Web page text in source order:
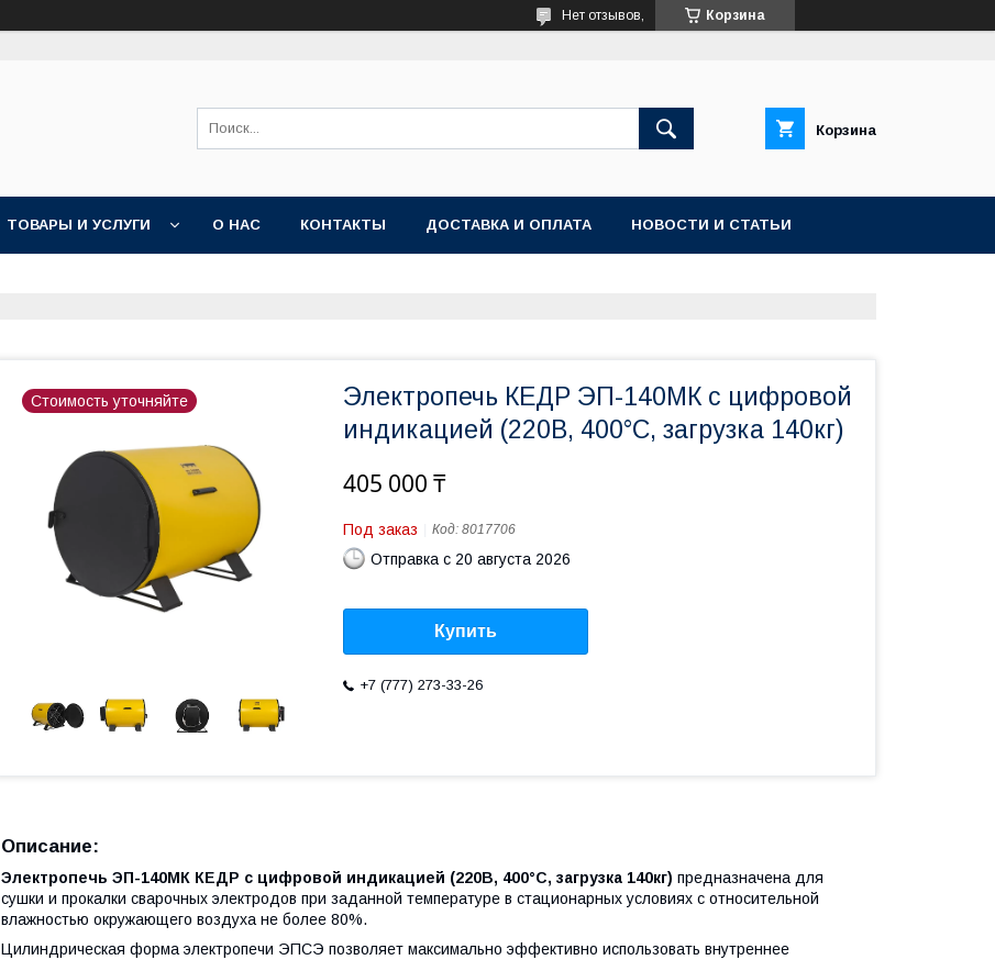
Корзина
Нет отзывов,
Корзина
ТОВАРЫ И УСЛУГИ О НАС КОНТАКТЫ ДОСТАВКА И ОПЛАТА НОВОСТИ И СТАТЬИ
Стоимость уточняйте
Электропечь КЕДР ЭП-140МК с цифровой
индикацией (220В, 400°C, загрузка 140кг)
405 000 ₸
Под заказ Код: 8017706
Отправка с 20 августа 2026
Купить
+7 (777) 273-33-26
Описание:
Электропечь ЭП-140МК КЕДР с цифровой индикацией (220В, 400°C, загрузка 140кг) предназначена для
сушки и прокалки сварочных электродов при заданной температуре в стационарных условиях с относительной
влажностью окружающего воздуха не более 80%.
Цилиндрическая форма электропечи ЭПСЭ позволяет максимально эффективно использовать внутреннее